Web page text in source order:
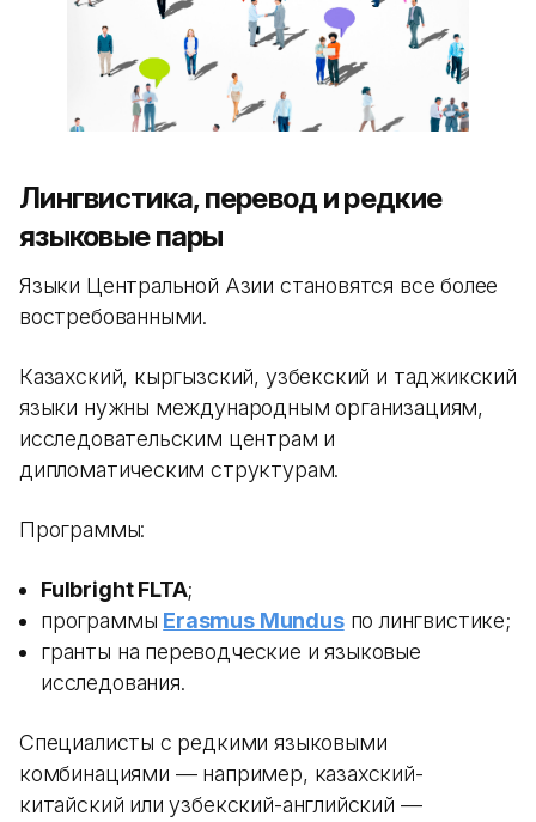
Лингвистика, перевод и редкие
языковые пары
Языки Центральной Азии становятся все более
востребованными.
Казахский, кыргызский, узбекский и таджикский
языки нужны международным организациям,
исследовательским центрам и
дипломатическим структурам.
Программы:
Fulbright FLTA;
программы Erasmus Mundusпо лингвистике;
гранты на переводческие и языковые
исследования.
Специалисты с редкими языковыми
комбинациями — например, казахский-
китайский или узбекский-английский —